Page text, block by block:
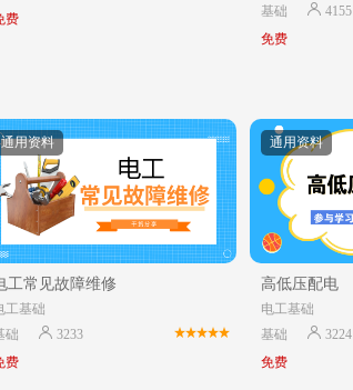
费
基础
4155
免费
通用资料
工常见故障维修
工基础
础
3233
费
通用资料
高低压配电
电工基础
基础
3224
免费